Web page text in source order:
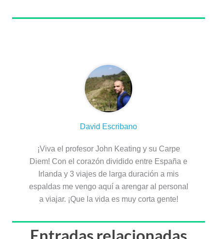
David Escribano
¡Viva el profesor John Keating y su Carpe
Diem! Con el corazón dividido entre España e
Irlanda y 3 viajes de larga duración a mis
espaldas me vengo aquí a arengar al personal
a viajar. ¡Que la vida es muy corta gente!